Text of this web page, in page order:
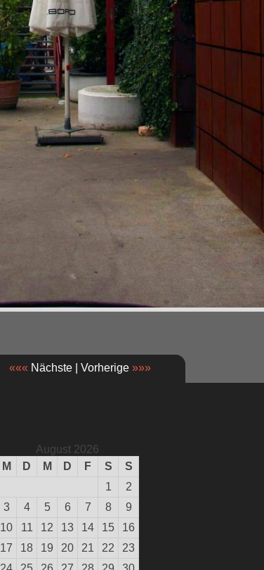
««« Nächste | Vorherige »»»
August 2026
M
D M D F S
S
1
2
3
4 5 6 7 8
9
10
11 12 13 14 15
16
17
18 19 20 21 22
23